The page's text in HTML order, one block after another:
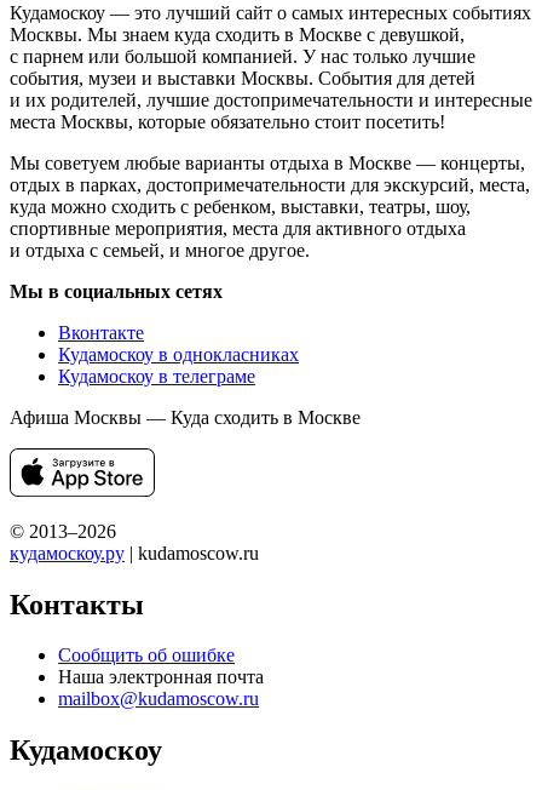
Кудамоскоу — это лучший сайт о самых интересных событиях
Москвы. Мы знаем куда сходить в Москве с девушкой,
с парнем или большой компанией. У нас только лучшие
события, музеи и выставки Москвы. События для детей
и их родителей, лучшие достопримечательности и интересные
места Москвы, которые обязательно стоит посетить!
Мы советуем любые варианты отдыха в Москве — концерты,
отдых в парках, достопримечательности для экскурсий, места,
куда можно сходить с ребенком, выставки, театры, шоу,
спортивные мероприятия, места для активного отдыха
и отдыха с семьей, и многое другое.
Мы в социальных сетях
Вконтакте
Кудамоскоу в однокласниках
Кудамоскоу в телеграме
Афиша Москвы — Куда сходить в Москве
© 2013–2026
кудамоскоу.ру | kudamoscow.ru
Контакты
Сообщить об ошибке
Наша электронная почта
mailbox@kudamoscow.ru
Кудамоскоу